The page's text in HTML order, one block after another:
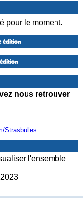
pour le moment.
édition
nous retrouver
Strasbulles
l'ensemble
2023